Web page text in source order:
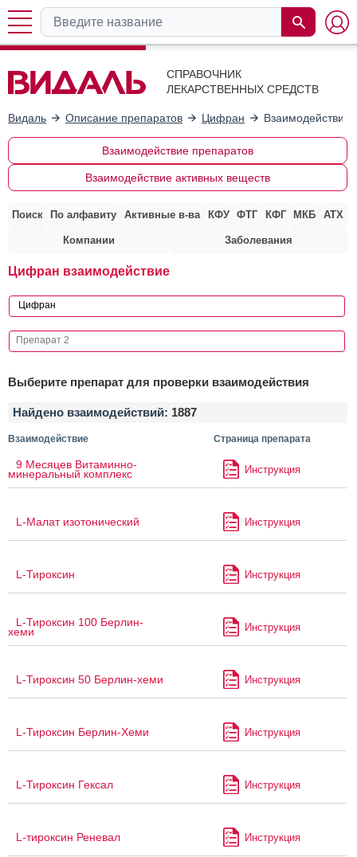
СПРАВОЧНИК
ЛЕКАРСТВЕННЫХ СРЕДСТВ
Видаль Описание препаратов Цифран Взаимодействие
Взаимодействие препаратов
Взаимодействие активных веществ
Поиск По алфавиту Активные в-ва КФУ ФТГ КФГ МКБ АТХ
Компании Заболевания
Цифран взаимодействие
Выберите препарат для проверки взаимодействия
Найдено взаимодействий: 1887
Взаимодействие Страница препарата
9 Месяцев Витаминно-
минеральный комплекс Инструкция
L-Малат изотонический Инструкция
L-Тироксин Инструкция
L-Тироксин 100 Берлин-
хеми Инструкция
L-Тироксин 50 Берлин-хеми Инструкция
L-Тироксин Берлин-Хеми Инструкция
L-Тироксин Гексал Инструкция
L-тироксин Реневал Инструкция